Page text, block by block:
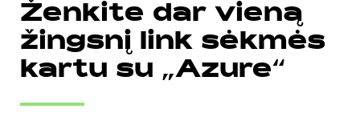
Ženkite dar vieną
žingsnį link sėkmės
kartu su „Azure“